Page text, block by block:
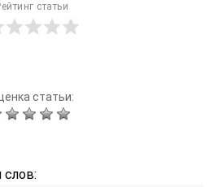
статьи
статьи: